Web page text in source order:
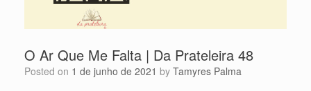
O Ar Que Me Falta | Da Prateleira 48
Posted on 1 de junho de 2021 by Tamyres Palma